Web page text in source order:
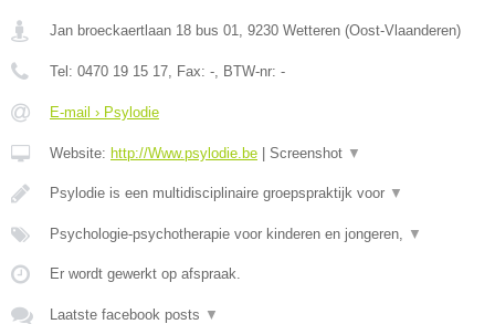
Jan broeckaertlaan 18 bus 01, 9230 Wetteren (Oost-Vlaanderen)
Tel: 0470 19 15 17, Fax: -, BTW-nr: -
E-mail › Psylodie
Website: http://Www.psylodie.be Screenshot ▼
Psylodie is een multidisciplinaire groepspraktijk voor ▼
Psychologie-psychotherapie voor kinderen en jongeren, ▼
Er wordt gewerkt op afspraak.
Laatste facebook posts ▼